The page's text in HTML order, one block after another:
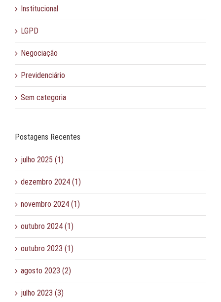
Institucional
LGPD
Negociação
Previdenciário
Sem categoria
Postagens Recentes
julho 2025 (1)
dezembro 2024 (1)
novembro 2024 (1)
outubro 2024 (1)
outubro 2023 (1)
agosto 2023 (2)
julho 2023 (3)